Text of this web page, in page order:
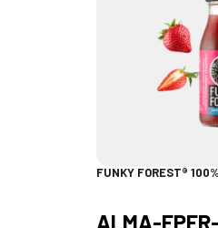
FUNKY FOREST®
ALMA-EPER-